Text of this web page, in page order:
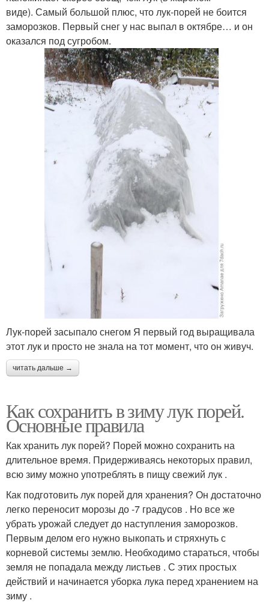
виде). Самый большой плюс, что лук-порей не боится
заморозков. Первый снег у нас выпал в октябре… и он
оказался под сугробом.
Лук-порей засыпало снегом Я первый год выращивала
этот лук и просто не знала на тот момент, что он живуч.
читать дальше →
Как сохранить в зиму лук порей.
Основные правила
Как хранить лук порей? Порей можно сохранить на
длительное время. Придерживаясь некоторых правил,
всю зиму можно употреблять в пищу свежий лук .
Как подготовить лук порей для хранения? Он достаточно
легко переносит морозы до -7 градусов . Но все же
убрать урожай следует до наступления заморозков.
Первым делом его нужно выкопать и стряхнуть с
корневой системы землю. Необходимо стараться, чтобы
земля не попадала между листьев . С этих простых
действий и начинается уборка лука перед хранением на
зиму .